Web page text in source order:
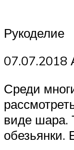
Рукоделие
07.07.2018
Среди
виде шара.
обезьянки.